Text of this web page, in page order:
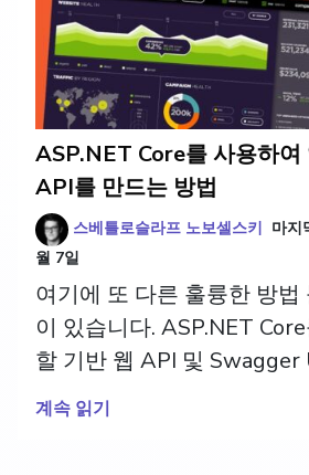
ASP.NET Core를 사용하여
API를 만드는 방법
스베틀로슬라프 노보셀스키 마지
월 7일
여기에 또 다른 훌륭한 방법
이 있습니다. ASP.NET
할 기반 웹 API 및 Swagger
엔드포인트를 시각화하고
법을 보여줍니다.
계속 읽기